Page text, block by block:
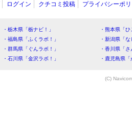
ログイン クチコミ投稿 プライバシーポ
・栃木県「栃ナビ！」
・熊本県「
・福島県「ふくラボ！」
・新潟県「
・群馬県「ぐんラボ！」
・香川県「
・石川県「金沢ラボ！」
・鹿児島県
(C)